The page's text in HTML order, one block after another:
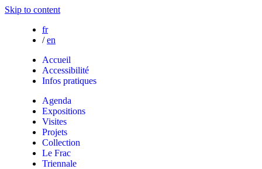
Skip to content
fr
/ en
Accueil
Accessibilité
Infos pratiques
Agenda
Expositions
Visites
Projets
Collection
Le Frac
Triennale